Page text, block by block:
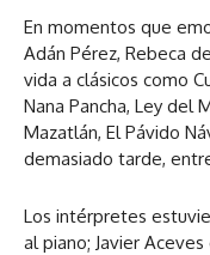
En momentos que
Adán Pérez, Rebeca
vida a clásicos como
Nana Pancha, Ley del
Mazatlán, El Pávido
demasiado tarde,
Los intérpretes
al piano; Javier